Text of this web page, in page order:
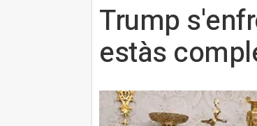
Trump
estàs